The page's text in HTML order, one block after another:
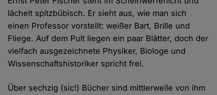
lächelt spitzbübisch. Er sieht aus, wie man sich
einen Professor vorstellt: weißer Bart, Brille und
Fliege. Auf dem Pult liegen ein paar Blätter, doch der
vielfach ausgezeichnete Physiker, Biologe und
Wissenschaftshistoriker spricht frei.
Über sechzig (sic!) Bücher sind mittlerweile von ihm